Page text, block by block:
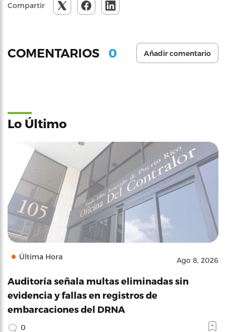
Compartir
COMENTARIOS 0 Añadir comentario
Lo Último
Última Hora Ago 8, 2026
Auditoría señala multas eliminadas sin
evidencia y fallas en registros de
embarcaciones del DRNA
0